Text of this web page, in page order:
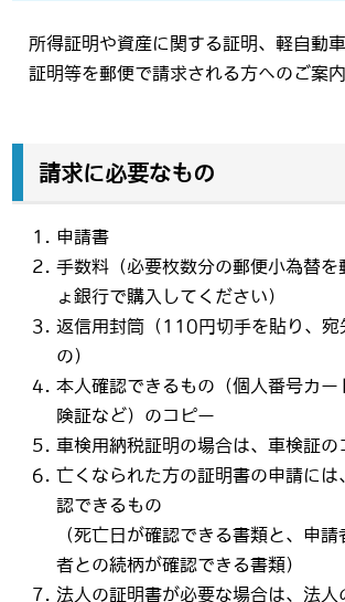
所得証明や資産に関する証明、軽自動
証明等を郵便で請求される方へのご案内
請求に必要なもの
申請書
手数料（必要枚数分の郵便小為替を
ょ銀行で購入してください）
返信用封筒（110円切手を貼り、宛
の）
本人確認できるもの（個人番号カー
険証など）のコピー
車検用納税証明の場合は、車検証の
亡くなられた方の証明書の申請には
認できるもの
（死亡日が確認できる書類と、申
者との続柄が確認できる書類）
法人の証明書が必要な場合は、法人